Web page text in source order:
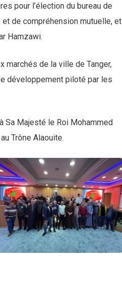
pour l’élection du bureau de
de compréhension mutuelle, et
Hamzawi.
marchés de la ville de Tanger,
développement piloté par les
Sa Majesté le Roi Mohammed
Trône Alaouite.